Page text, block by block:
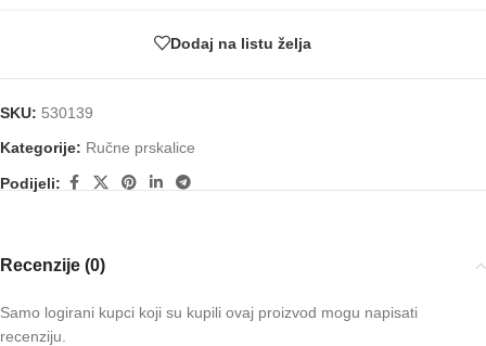
Dodaj na listu želja
SKU: 530139
Kategorije: Ručne prskalice
Podijeli:
Recenzije (0)
Samo logirani kupci koji su kupili ovaj proizvod mogu napisati
recenziju.